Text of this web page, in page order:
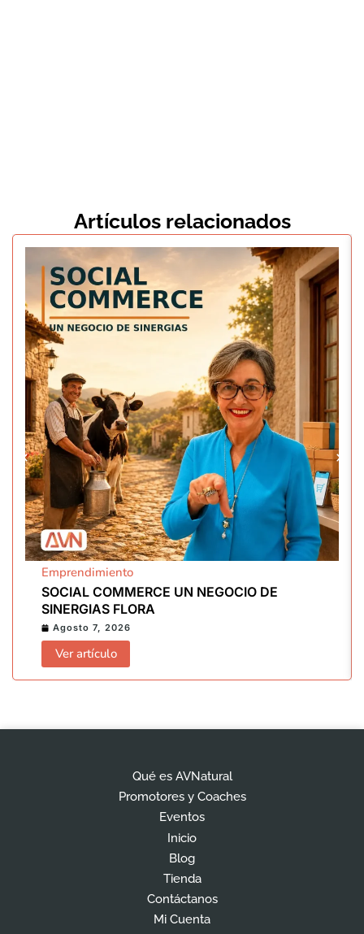
Artículos relacionados
Emprendimiento
SOCIAL COMMERCE UN NEGOCIO DE
SINERGIAS FLORA
Agosto 7, 2026
Ver artículo
Qué es AVNatural
Promotores y Coaches
Eventos
Inicio
Blog
Tienda
Contáctanos
Mi Cuenta